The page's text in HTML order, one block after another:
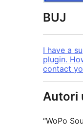
BUJ
I have a
plugin.
contact
Autori
“WoPo